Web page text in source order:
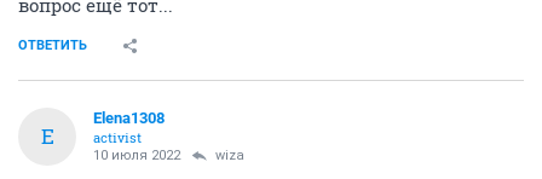
ОТВЕТИТЬ
E
Elena1308
activist
10 июля 2022 wiza